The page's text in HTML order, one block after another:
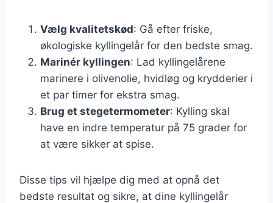
Vælg kvalitetskød: Gå efter friske,
økologiske kyllingelår for den bedste smag.
Marinér kyllingen: Lad kyllingelårene
marinere i olivenolie, hvidløg og krydderier i
et par timer for ekstra smag.
Brug et stegetermometer: Kylling skal
have en indre temperatur på 75 grader for
at være sikker at spise.
Disse tips vil hjælpe dig med at opnå det
bedste resultat og sikre, at dine kyllingelår